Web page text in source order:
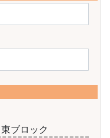
東ブロック